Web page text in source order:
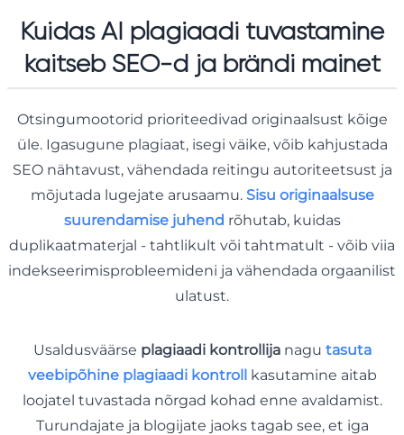
Kuidas AI plagiaadi tuvastamine
kaitseb SEO-d ja brändi mainet
Otsingumootorid prioriteedivad originaalsust kõige
üle. Igasugune plagiaat, isegi väike, võib kahjustada
SEO nähtavust, vähendada reitingu autoriteetsust ja
mõjutada lugejate arusaamu. Sisu originaalsuse
suurendamise juhend rõhutab, kuidas
duplikaatmaterjal - tahtlikult või tahtmatult - võib viia
indekseerimisprobleemideni ja vähendada orgaanilist
ulatust.
Usaldusväärse plagiaadi kontrollijanagu tasuta
veebipõhine plagiaadi kontrollkasutamine aitab
loojatel tuvastada nõrgad kohad enne avaldamist.
Turundajate ja blogijate jaoks tagab see, et iga